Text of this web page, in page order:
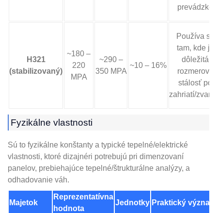
prevádzke
H321
(stabilizovaný)
~180 –
220
MPA
~290 –
350 MPA
~10 – 16%
Používa sa
tam, kde je
dôležitá
rozmerová
stálosť po
zahriatí/
Fyzikálne vlastnosti
Sú to fyzikálne konštanty a typické tepelné/elektrické
vlastnosti, ktoré dizajnéri potrebujú pri dimenzovaní
panelov, prebiehajúce tepelné/štrukturálne analýzy, a
odhadovanie váh.
Majetok
Reprezentatívna
hodnota
Jednotky Praktický význam